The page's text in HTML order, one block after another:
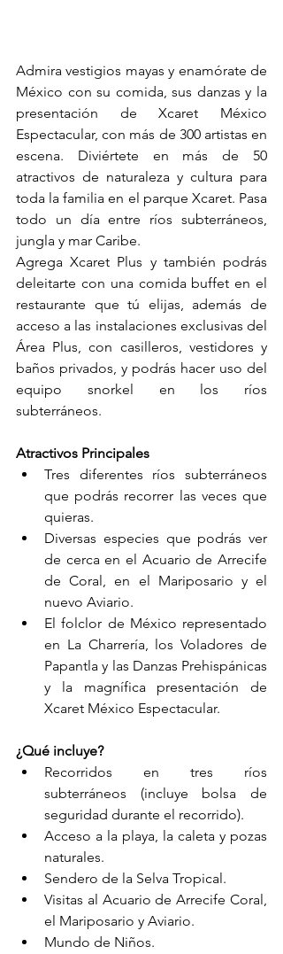
VIAJES 2027
Admira vestigios mayas y enamórate de
México con su comida, sus danzas y la
presentación de Xcaret México
Espectacular, con más de 300 artistas en
escena. Diviértete en más de 50
atractivos de naturaleza y cultura para
toda la familia en el parque Xcaret. Pasa
todo un día entre ríos subterráneos,
jungla y mar Caribe.
Agrega Xcaret Plus y también podrás
deleitarte con una comida buffet en el
restaurante que tú elijas, además de
acceso a las instalaciones exclusivas del
Área Plus, con casilleros, vestidores y
baños privados, y podrás hacer uso del
equipo snorkel en los ríos
subterráneos.
Atractivos Principales
Tres diferentes ríos subterráneos
que podrás recorrer las veces que
quieras.
Diversas especies que podrás ver
de cerca en el Acuario de Arrecife
de Coral, en el Mariposario y el
nuevo Aviario.
El folclor de México representado
en La Charrería, los Voladores de
Papantla y las Danzas Prehispánicas
y la magnífica presentación de
Xcaret México Espectacular.
¿Qué incluye?
Recorridos en tres ríos
subterráneos (incluye bolsa de
seguridad durante el recorrido).
Acceso a la playa, la caleta y pozas
naturales.
Sendero de la Selva Tropical.
Visitas al Acuario de Arrecife Coral,
el Mariposario y Aviario.
Mundo de Niños.